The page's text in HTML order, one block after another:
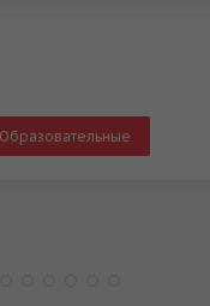
Образовательные